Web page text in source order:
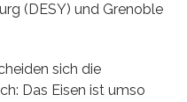
(DESY) und Grenoble
sich die
Das Eisen ist umso